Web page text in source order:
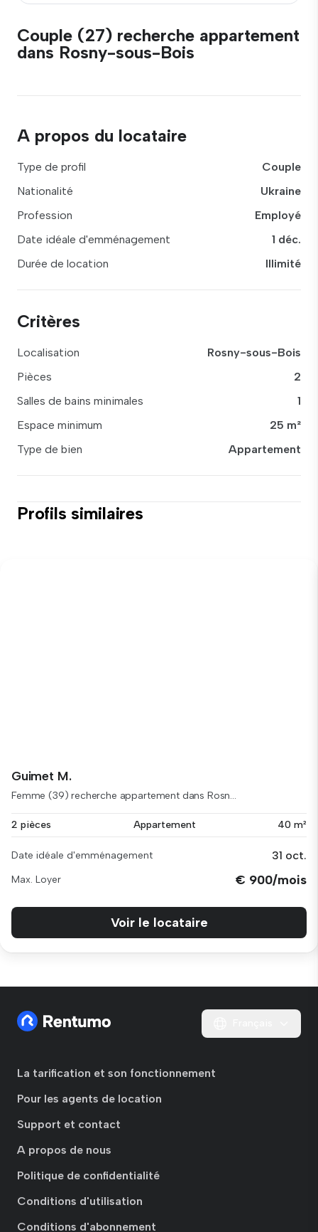
Couple (27) recherche appartement
dans Rosny-sous-Bois
A propos du locataire
Type de profil
Couple
Nationalité
Ukraine
Profession
Employé
Date idéale d'emménagement
1 déc.
Durée de location
Illimité
Critères
Localisation
Rosny-sous-Bois
Pièces
2
Salles de bains minimales
1
Espace minimum
25 m²
Type de bien
Appartement
Profils similaires
Guimet M.
Femme (39) recherche appartement dans Rosn...
2 pièces Appartement 40 m²
Date idéale d'emménagement 31 oct.
Max. Loyer € 900/mois
Voir le locataire
La tarification et son fonctionnement
Pour les agents de location
Support et contact
A propos de nous
Politique de confidentialité
Conditions d'utilisation
Conditions d'abonnement